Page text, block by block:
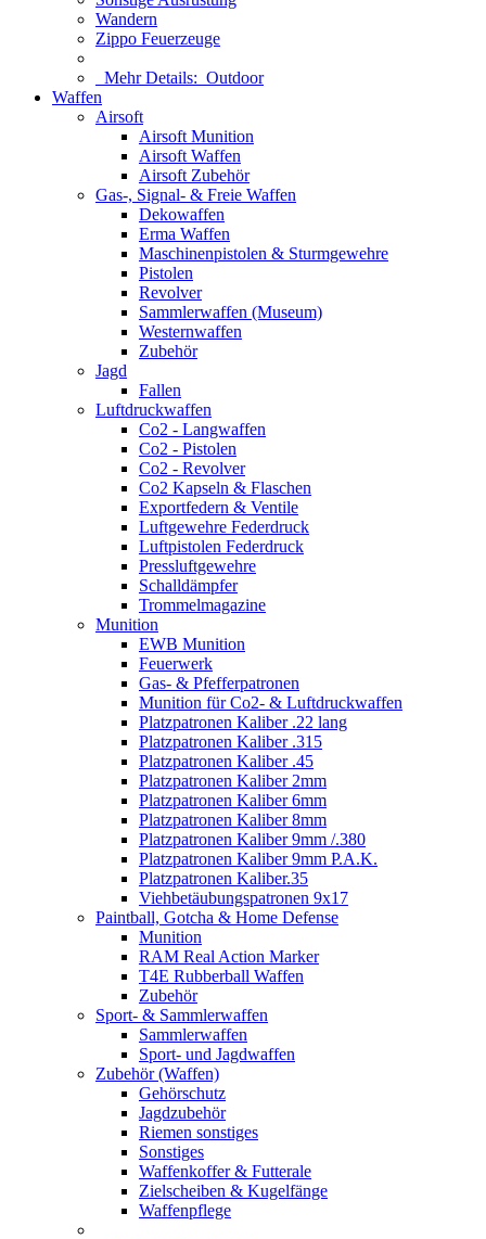
Wandern
Zippo Feuerzeuge
Mehr Details: Outdoor
Waffen
Airsoft
Airsoft Munition
Airsoft Waffen
Airsoft Zubehör
Gas-, Signal- & Freie Waffen
Dekowaffen
Erma Waffen
Maschinenpistolen & Sturmgewehre
Pistolen
Revolver
Sammlerwaffen (Museum)
Westernwaffen
Zubehör
Jagd
Fallen
Luftdruckwaffen
Co2 - Langwaffen
Co2 - Pistolen
Co2 - Revolver
Co2 Kapseln & Flaschen
Exportfedern & Ventile
Luftgewehre Federdruck
Luftpistolen Federdruck
Pressluftgewehre
Schalldämpfer
Trommelmagazine
Munition
EWB Munition
Feuerwerk
Gas- & Pfefferpatronen
Munition für Co2- & Luftdruckwaffen
Platzpatronen Kaliber .22 lang
Platzpatronen Kaliber .315
Platzpatronen Kaliber .45
Platzpatronen Kaliber 2mm
Platzpatronen Kaliber 6mm
Platzpatronen Kaliber 8mm
Platzpatronen Kaliber 9mm /.380
Platzpatronen Kaliber 9mm P.A.K.
Platzpatronen Kaliber.35
Viehbetäubungspatronen 9x17
Paintball, Gotcha & Home Defense
Munition
RAM Real Action Marker
T4E Rubberball Waffen
Zubehör
Sport- & Sammlerwaffen
Sammlerwaffen
Sport- und Jagdwaffen
Zubehör (Waffen)
Gehörschutz
Jagdzubehör
Riemen sonstiges
Sonstiges
Waffenkoffer & Futterale
Zielscheiben & Kugelfänge
Waffenpflege